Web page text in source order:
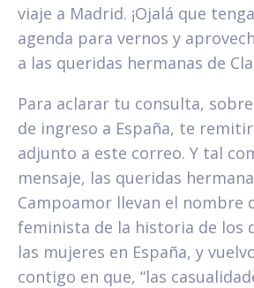
viaje a Madrid. ¡Ojalá que
agenda para vernos y
a las queridas hermanas de
Para aclarar tu consulta,
de ingreso a España, te
adjunto a este correo. Y tal
mensaje, las queridas
Campoamor llevan el nombre
feminista de la historia de los
las mujeres en España, y
contigo en que, “las